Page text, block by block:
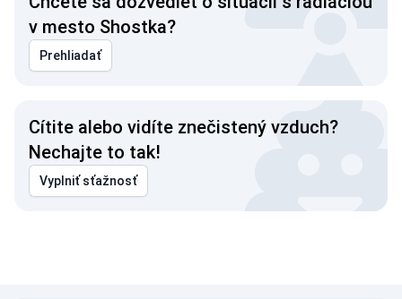
v mesto Shostka?
Prehliadať
Cítite alebo vidíte znečistený vzduch?
Nechajte to tak!
Vyplniť sťažnosť